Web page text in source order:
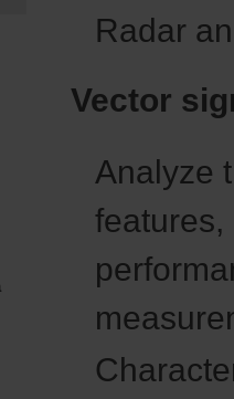
Radar
Vector
Analyze
features,